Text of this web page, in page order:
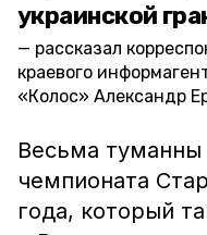
украинской
рассказал
краевого
«Колос» Александр
Весьма
чемпионата
года, который